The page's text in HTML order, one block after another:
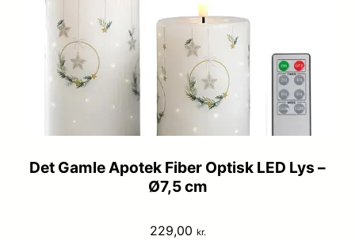
Det Gamle Apotek Fiber Optisk LED Lys –
Ø7,5 cm
229,00 kr.